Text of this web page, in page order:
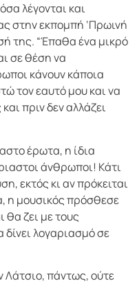
λέγονται και
στην εκπομπή ‘Πρωινή
της. “Έπαθα ένα μικρό
σε θέση να
κάνουν κάποια
τον εαυτό μου και να
πριν δεν αλλάζει
έρωτα, η ίδια
άνθρωποι! Κάτι
εκτός κι αν πρόκειται
η μουσικός πρόσθεσε
θα ζει με τους
λογαριασμό σε
Λάτσιο, πάντως, ούτε